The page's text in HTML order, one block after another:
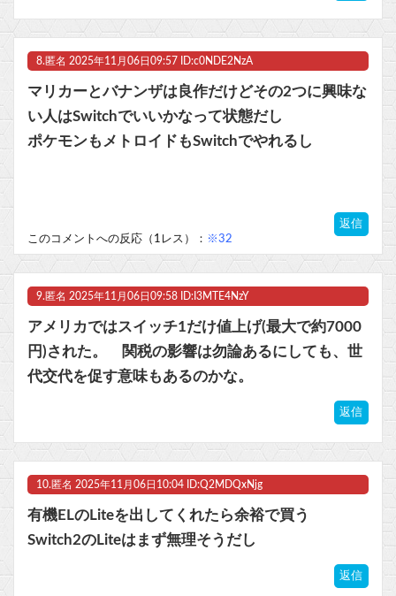
8. 匿名 2025年11月06日09:57 ID:c0NDE2NzA
マリカーとバナンザは良作だけどその2つに興味な
い人はSwitchでいいかなって状態だし
ポケモンもメトロイドもSwitchでやれるし
返信
このコメントへの反応（1レス）： ※32
9. 匿名 2025年11月06日09:58 ID:I3MTE4NzY
アメリカではスイッチ1だけ値上げ(最大で約7000
円)された。 関税の影響は勿論あるにしても、世
代交代を促す意味もあるのかな。
返信
10. 匿名 2025年11月06日10:04 ID:Q2MDQxNjg
有機ELのLiteを出してくれたら余裕で買う
Switch2のLiteはまず無理そうだし
返信